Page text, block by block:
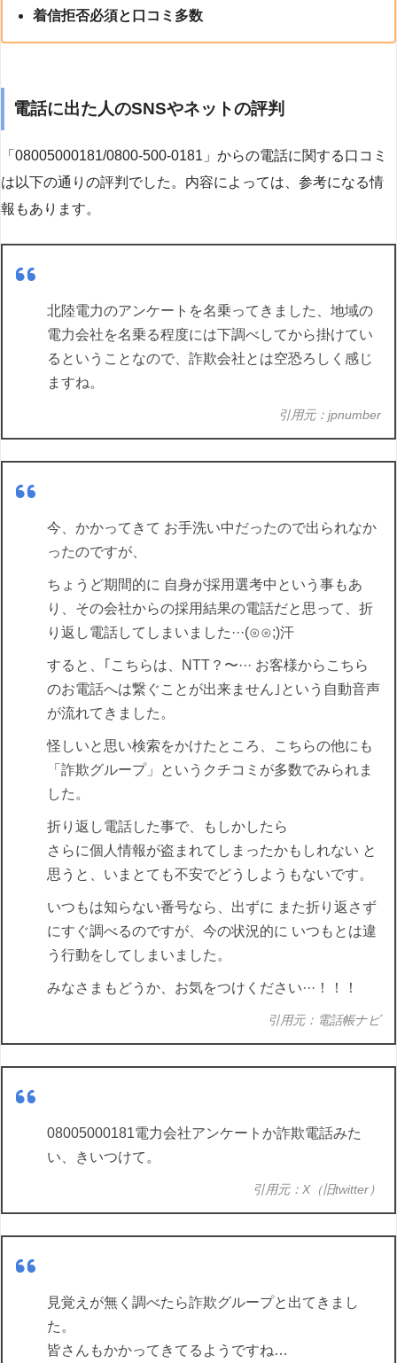
着信拒否必須と口コミ多数
電話に出た人のSNSやネットの評判
「08005000181/0800-500-0181」からの電話に関する口コミ
は以下の通りの評判でした。内容によっては、参考になる情
報もあります。
北陸電力のアンケートを名乗ってきました、地域の
電力会社を名乗る程度には下調べしてから掛けてい
るということなので、詐欺会社とは空恐ろしく感じ
ますね。
引用元：jpnumber
今、かかってきて お手洗い中だったので出られなか
ったのですが、
ちょうど期間的に 自身が採用選考中という事もあ
り、その会社からの採用結果の電話だと思って、折
り返し電話してしまいました···(⊙⊙;)汗
すると、｢こちらは、NTT？〜··· お客様からこちら
のお電話へは繋ぐことが出来ません｣という自動音声
が流れてきました。
怪しいと思い検索をかけたところ、こちらの他にも
「詐欺グループ」というクチコミが多数でみられま
した。
折り返し電話した事で、もしかしたら
さらに個人情報が盗まれてしまったかもしれない と
思うと、いまとても不安でどうしようもないです。
いつもは知らない番号なら、出ずに また折り返さず
にすぐ調べるのですが、今の状況的に いつもとは違
う行動をしてしまいました。
みなさまもどうか、お気をつけください···！！！
引用元：電話帳ナビ
08005000181電力会社アンケートか詐欺電話みた
い、きいつけて。
引用元：X（旧twitter）
見覚えが無く調べたら詐欺グループと出てきまし
た。
皆さんもかかってきてるようですね…